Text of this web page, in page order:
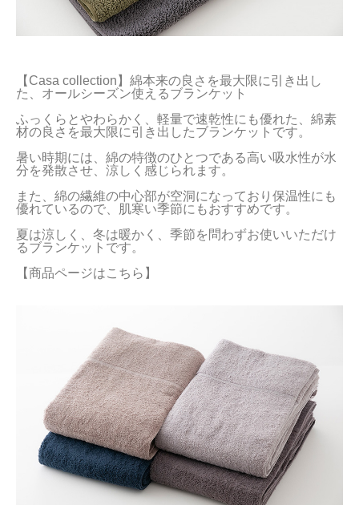
【Casa collection】綿本来の良さを最大限に引き出し
た、オールシーズン使えるブランケット
ふっくらとやわらかく、軽量で速乾性にも優れた、綿素
材の良さを最大限に引き出したブランケットです。
暑い時期には、綿の特徴のひとつである高い吸水性が水
分を発散させ、涼しく感じられます。
また、綿の繊維の中心部が空洞になっており保温性にも
優れているので、肌寒い季節にもおすすめです。
夏は涼しく、冬は暖かく、季節を問わずお使いいただけ
るブランケットです。
【商品ページはこちら】